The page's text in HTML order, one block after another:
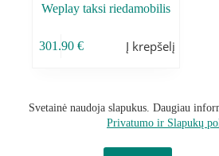
Svetainė naudoja slapukus. Daugiau
Privatumo ir Slapukų
Weplay taksi riedamobilis
301.90 € Į krepšelį
Sąlygos ir taisyklės